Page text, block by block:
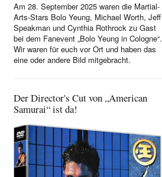
Am 28. September 2025 waren die Martial-
Arts-Stars Bolo Yeung, Michael Worth, Jeff
Speakman und Cynthia Rothrock zu Gast
bei dem Fanevent „Bolo Yeung in Cologne“.
Wir waren für euch vor Ort und haben das
eine oder andere Bild mitgebracht.
Der Director's Cut von „American
Samurai“ ist da!